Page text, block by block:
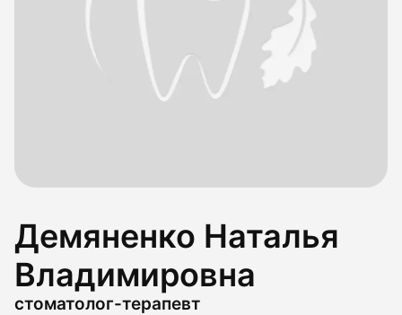
Демяненко Наталья
Владимировна
стоматолог-терапевт